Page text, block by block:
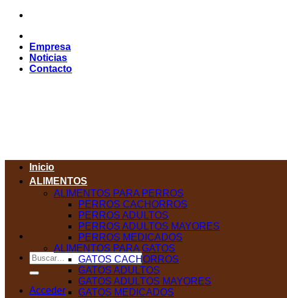
Saltar
contenido
Empresa
Noticias
Contacto
Buscar
por:
Acceder
Inicio
ALIMENTOS
ALIMENTOS PARA PERROS
PERROS CACHORROS
PERROS ADULTOS
PERROS ADULTOS MAYORES
PERROS MEDICADOS
ALIMENTOS PARA GATOS
GATOS CACHORROS
GATOS ADULTOS
GATOS ADULTOS MAYORES
GATOS MEDICADOS